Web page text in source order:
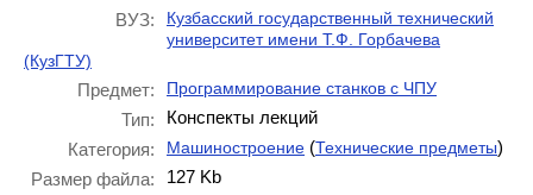
ВУЗ:
Кузбасский государственный технический
университет имени Т.Ф. Горбачева
(КузГТУ)
Предмет: Программирование станков с ЧПУ
Тип:
Конспекты лекций
Категория:
Машиностроение (Технические предметы)
Размер файла:
127 Kb